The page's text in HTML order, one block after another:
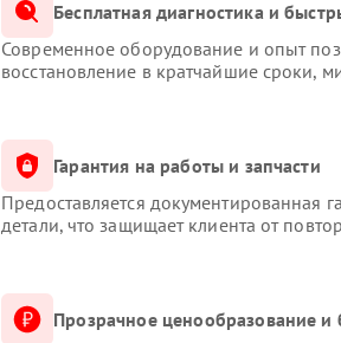
Бесплатная диагностика и
Современное оборудование и опыт
восстановление в кратчайшие сроки,
Гарантия на работы и запчасти
Предоставляется документированная
детали, что защищает клиента от
Прозрачное ценообразование и